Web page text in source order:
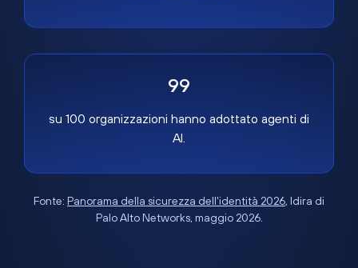
99
su 100 organizzazioni hanno adottato agenti di
AI.
Fonte: Panorama della sicurezza dell'identità 2026, Idira di
Palo Alto Networks, maggio 2026.